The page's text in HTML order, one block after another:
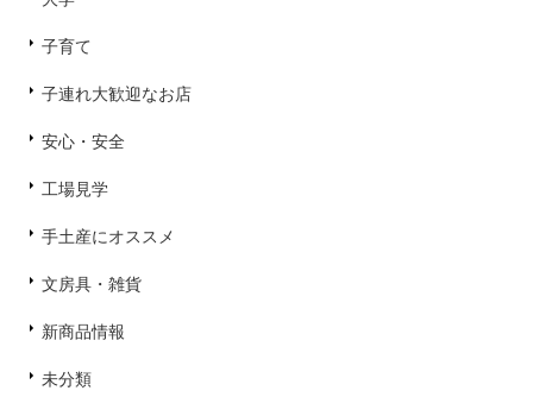
子育て
子連れ大歓迎なお店
安心・安全
工場見学
手土産にオススメ
文房具・雑貨
新商品情報
未分類